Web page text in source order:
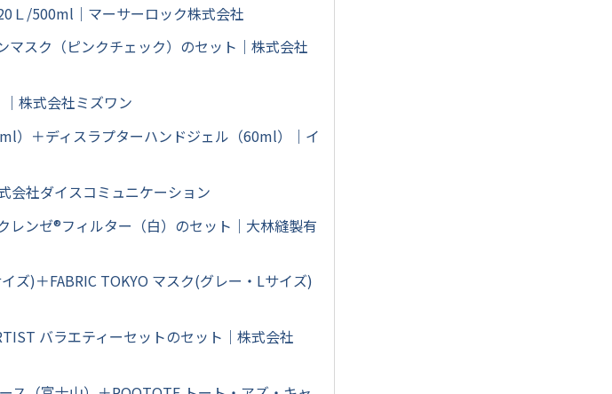
/500ml｜マーサーロック株式会社
スク（ピンクチェック）のセット｜株式会社
株式会社ミズワン
）＋ディスラプターハンドジェル（60ml）｜イ
社ダイスコミュニケーション
ンゼ®フィルター（白）のセット｜大林縫製有
ズ)＋FABRIC TOKYO マスク(グレー・Lサイズ)
バラエティーセットのセット｜株式会社